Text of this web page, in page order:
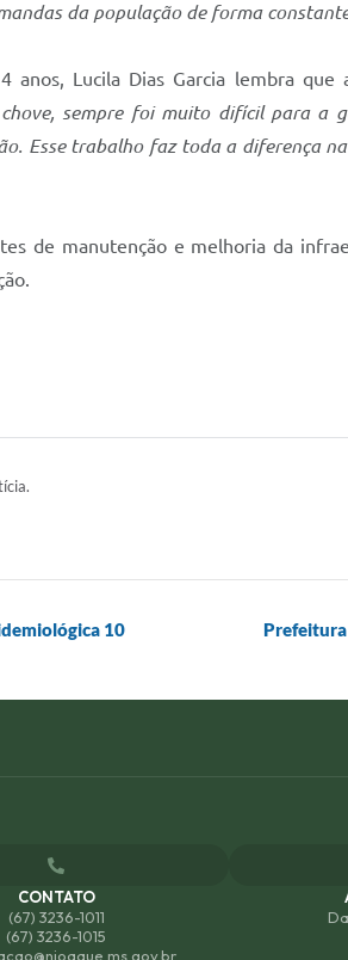
da população de forma
anos, Lucila Dias Garcia lembra
chove, sempre foi muito difícil para a
Esse trabalho faz toda a diferença
de manutenção e melhoria da
10 Prefeitura
CONTATO
(67) 3236-1011
(67) 3236-1015